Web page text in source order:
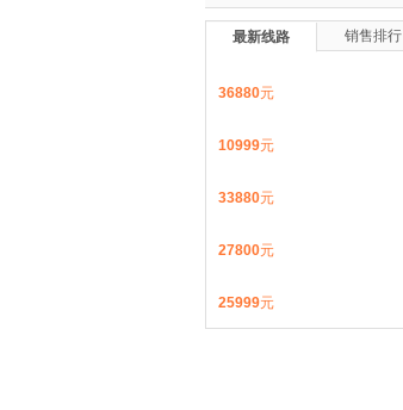
最新线路 销售排行
36880元
10999元
33880元
27800元
25999元